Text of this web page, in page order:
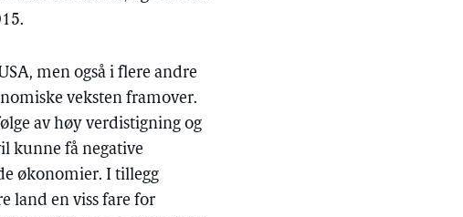
men også i flere andre
veksten framover.
av høy verdistigning og
kunne få negative
økonomier. I tillegg
land en viss fare for